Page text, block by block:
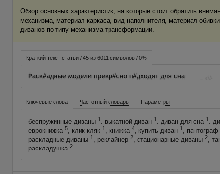
Обзор основных характеристик, на которые стоит обратить
механизма, материал каркаса, вид наполнителя, материал
диванов по типу механизма трансформации.
Краткий текст статьи / 45 из 6011 символов / 0%
Ключевые слова Частотный словарь Параметры
беспружинные диваны 1 , выкатной диван 1 , диван для сна 1 ,
еврокнижка 5, клик-кляк 1, книжка 4, купить диван 1, пантограф
раскладные диваны 1, реклайнер 2, стационарные диваны 2,
раскладушка 2